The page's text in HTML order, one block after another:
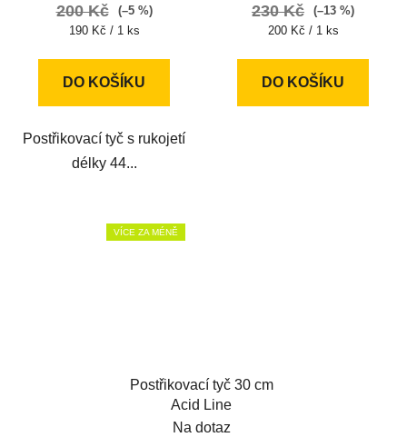
200 Kč
(–5 %)
Měrná
190 Kč / 1 ks
DO KOŠÍKU
Postřikovací tyč s rukojetí
délky 44...
230 Kč
(–13 %)
Měrná
200 Kč / 1 ks
DO KOŠÍKU
VÍCE ZA MÉNĚ
Postřikovací tyč 30 cm
Acid Line
Na dotaz